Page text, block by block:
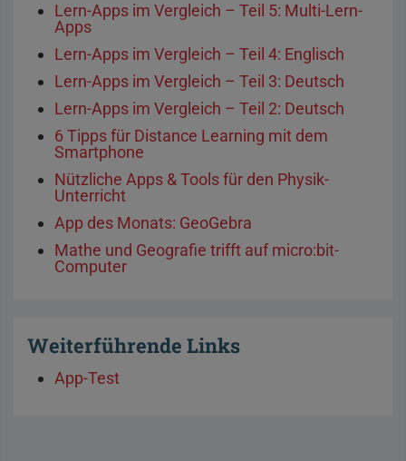
Lern-Apps im Vergleich – Teil 5: Multi-Lern-
Apps
Lern-Apps im Vergleich – Teil 4: Englisch
Lern-Apps im Vergleich – Teil 3: Deutsch
Lern-Apps im Vergleich – Teil 2: Deutsch
6 Tipps für Distance Learning mit dem
Smartphone
Nützliche Apps & Tools für den Physik-
Unterricht
App des Monats: GeoGebra
Mathe und Geografie trifft auf micro:bit-
Computer
Weiterführende Links
App-Test